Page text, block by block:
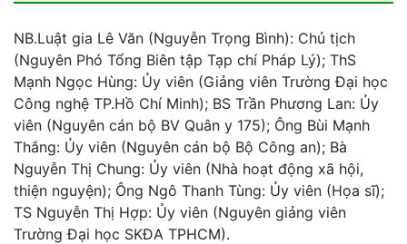
NB.Luật gia Lê Văn (Nguyễn Trọng Bình): Chủ tịch
(Nguyên Phó Tổng Biên tập Tạp chí Pháp Lý); ThS
Mạnh Ngọc Hùng: Ủy viên (Giảng viên Trường Đại học
Công nghệ TP.Hồ Chí Minh); BS Trần Phương Lan: Ủy
viên (Nguyên cán bộ BV Quân y 175); Ông Bùi Mạnh
Thắng: Ủy viên (Nguyên cán bộ Bộ Công an); Bà
Nguyễn Thị Chung: Ủy viên (Nhà hoạt động xã hội,
thiện nguyện); Ông Ngô Thanh Tùng: Ủy viên (Họa sĩ);
TS Nguyễn Thị Hợp: Ủy viên (Nguyên giảng viên
Trường Đại học SKĐA TPHCM).